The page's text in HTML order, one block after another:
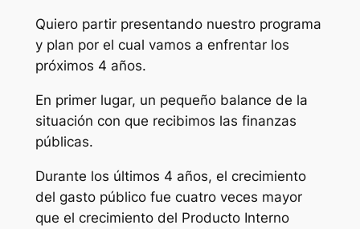
Quiero partir presentando nuestro programa
y plan por el cual vamos a enfrentar los
próximos 4 años.
En primer lugar, un pequeño balance de la
situación con que recibimos las finanzas
públicas.
Durante los últimos 4 años, el crecimiento
del gasto público fue cuatro veces mayor
que el crecimiento del Producto Interno